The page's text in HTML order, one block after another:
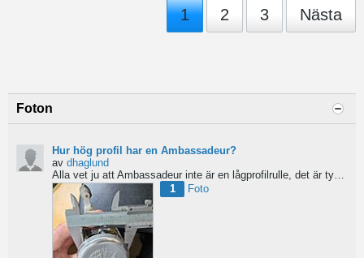
1 2 3 Nästa
Foton
Hur hög profil har en Ambassadeur?
av dhaglund
Alla vet ju att Ambassadeur inte är en lågprofilrulle, det är tydligt. Men hur hög profil har de egentligen?...
1
Foto